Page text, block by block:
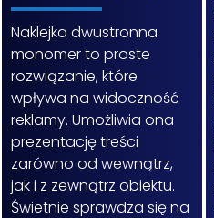
Naklejka dwustronna
monomer to proste
rozwiązanie, które
wpływa na widoczność
reklamy. Umożliwia ona
prezentację treści
zarówno od wewnątrz,
jak i z zewnątrz obiektu.
Świetnie sprawdza się na